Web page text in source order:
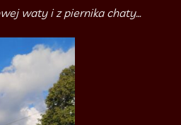
waty i z piernika chaty…